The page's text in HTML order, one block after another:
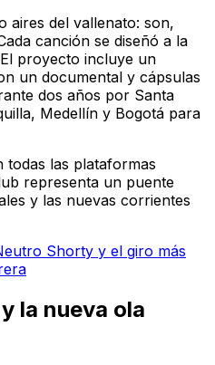
aires del vallenato: son,
canción se diseñó a la
proyecto incluye un
un documental y cápsulas
dos años por Santa
Medellín y Bogotá para
todas las plataformas
representa un puente
y las nuevas corrientes
Shorty y el giro más
la nueva ola